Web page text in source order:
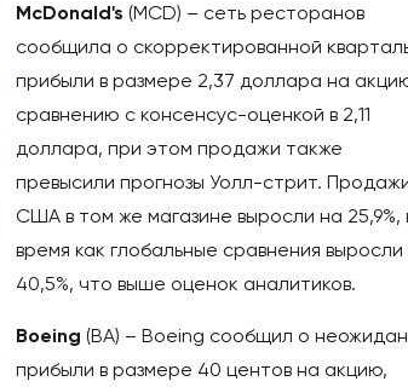
McDonald's (MCD) – сеть ресторанов
сообщила о скорректированной
прибыли в размере 2,37 доллара на
сравнению с консенсус-оценкой в 2,11
доллара, при этом продажи также
превысили прогнозы Уолл-стрит.
США в том же магазине выросли на 25,9%,
время как глобальные сравнения выросли
40,5%, что выше оценок аналитиков.
Boeing (BA) – Boeing сообщил о
прибыли в размере 40 центов на акцию,